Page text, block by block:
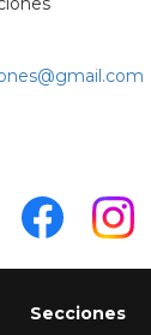
Secciones